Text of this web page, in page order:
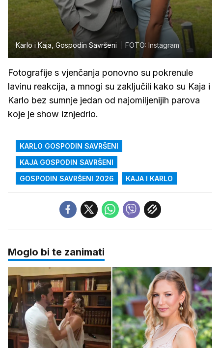
Karlo i Kaja, Gospodin Savršeni FOTO: Instagram
Fotografije s vjenčanja ponovno su pokrenule
lavinu reakcija, a mnogi su zaključili kako su Kaja i
Karlo bez sumnje jedan od najomiljenijih parova
koje je show iznjedrio.
KARLO GOSPODIN SAVRŠENI
KAJA GOSPODIN SAVRŠENI
GOSPODIN SAVRŠENI 2026
KAJA I KARLO
Moglo bi te zanimati